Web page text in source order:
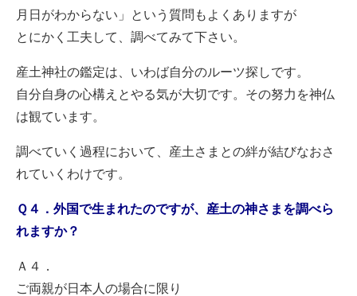
月日がわからない」という質問もよくありますが
とにかく工夫して、調べてみて下さい。
産土神社の鑑定は、いわば自分のルーツ探しです。
自分自身の心構えとやる気が大切です。その努力を神仏
は観ています。
調べていく過程において、産土さまとの絆が結びなおさ
れていくわけです。
Ｑ４．外国で生まれたのですが、産土の神さまを調べら
れますか？
Ａ４．
ご両親が日本人の場合に限り